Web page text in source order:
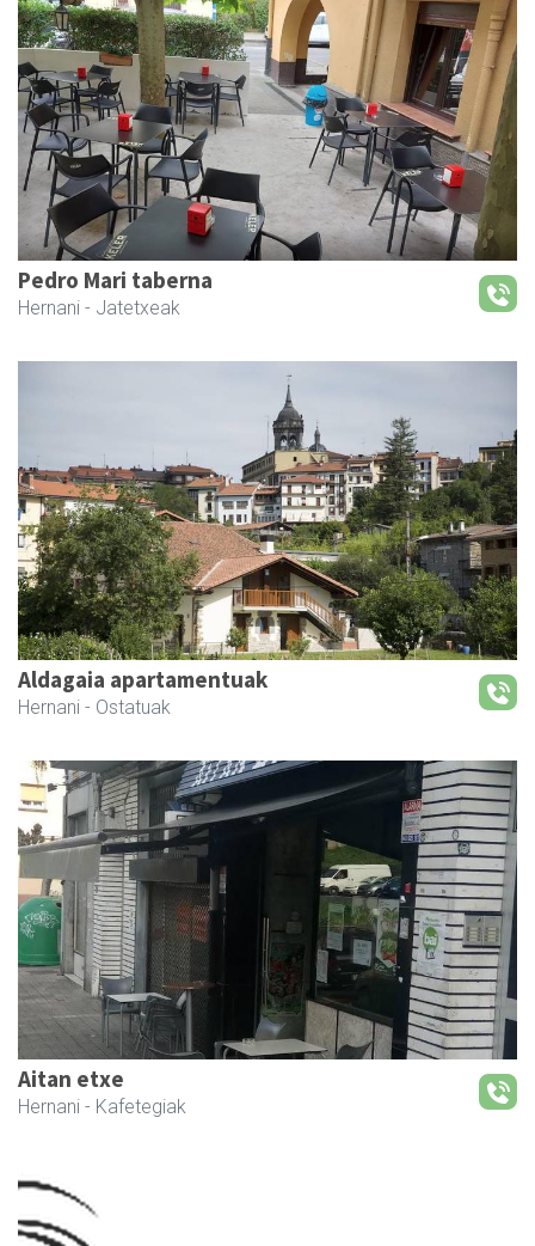
Pedro Mari taberna
Hernani - Jatetxeak
Aldagaia apartamentuak
Hernani - Ostatuak
Aitan etxe
Hernani - Kafetegiak